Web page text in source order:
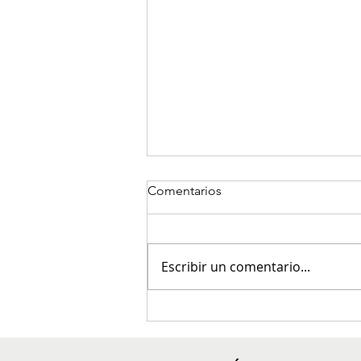
Comentarios
Escribir un comentario...